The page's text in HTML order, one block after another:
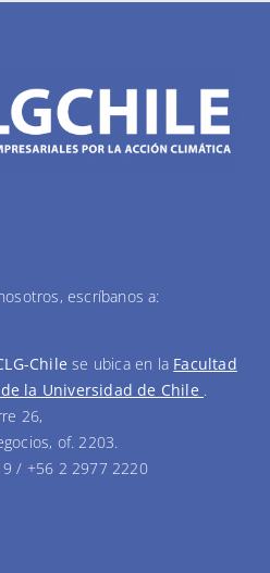
escríbanos a:
Chile se ubica en la Facultad
la Universidad de Chile .
26,
of. 2203.
/ +56 2 2977 2220